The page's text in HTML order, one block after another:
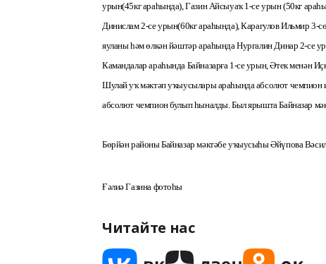
урын(45кг араһында), Газин Айсыуаҡ 1-се урын (50кг
Динислам 2-се урын(60кг араһында), Карагулов Ильмир 3-
яуланы һәм өлкән йәштәр араһында Нургалин Динар 2-се
Камандалар араһында Байназарға 1-се урын, Әтек менән
Шулай уҡ мәктәп уҡыусылары араһында абсолют чемпион
абсолют чемпион булып һыналды. Был ярышта Байназар
Бөрйән районы Байназар мәктәбе уҡыусыһы Әйүпова
Ғәлиә Газина фотоһы
Читайте нас